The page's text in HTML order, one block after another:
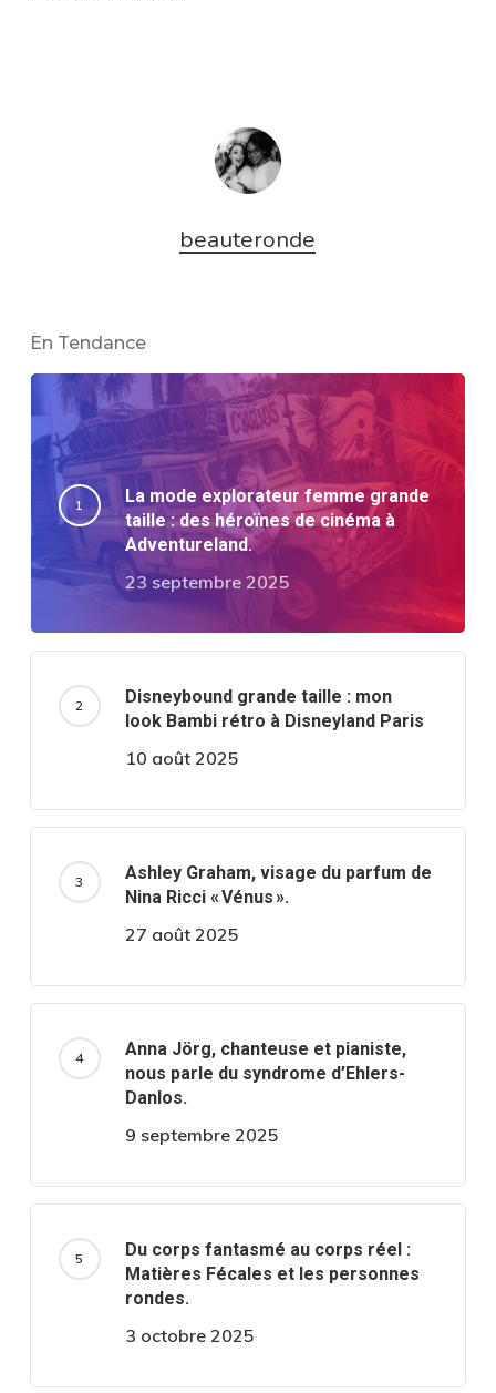
beauteronde
En Tendance
La mode explorateur femme grande
taille : des héroïnes de cinéma à
Adventureland.
23 septembre 2025
Disneybound grande taille : mon
look Bambi rétro à Disneyland Paris
10 août 2025
Ashley Graham, visage du parfum de
Nina Ricci « Vénus ».
27 août 2025
Anna Jörg, chanteuse et pianiste,
nous parle du syndrome d’Ehlers-
Danlos.
9 septembre 2025
Du corps fantasmé au corps réel :
Matières Fécales et les personnes
rondes.
3 octobre 2025